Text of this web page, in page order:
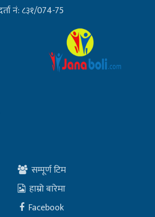
नं: ८३१/074-75
सम्पूर्ण टिम
हाम्रो बारेमा
Facebook